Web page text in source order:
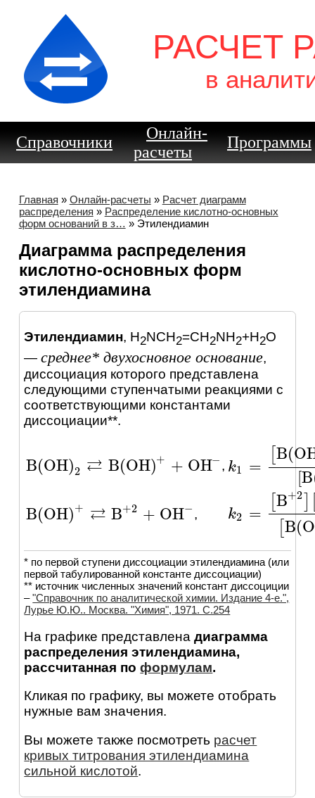
РАСЧЕТ
в
Справочники
Онлайн-
расчеты
Программы
Главная » Онлайн-расчеты » Расчет диаграмм
распределения » Распределение кислотно-основных
форм оснований в з… » Этилендиамин
Диаграмма распределения
кислотно-основных форм
этилендиамина
Этилендиамин, H2NCH2=CH2NH2+H2O
—среднее* двухосновное основание,
диссоциация которого представлена
следующими ступенчатыми реакциями c
соответствующими константами
диссоциации**.
B(OH)2 ⇄ B(OH)+ + OH−
B(OH)2⇄ B(OH)++OH - , k1 =
[B(
[B
k1 =[B OH)+][
B(OH)+ ⇄ B+2 + OH−
B(OH)+⇄ B+2 +OH- , k2 =
[B+2
B(
k2 =[B +2][OH-]
* по первой ступени диссоциации этилендиамина (или
первой табулированной константе диссоциации)
** источник численных значений констант диссоциции
–"Справочник по аналитической химии. Издание 4-е.",
Лурье Ю.Ю.. Москва. "Химия", 1971. C.254
На графике представленадиаграмма
распределения этилендиамина,
рассчитанная поформулам.
Кликая по графику, вы можете отобрать
нужные вам значения.
Вы можете также посмотреть расчет
кривых титрования этилендиамина
сильной кислотой.